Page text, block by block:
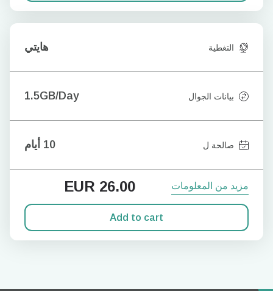
التغطية هايتي
بيانات الجوال 1.5GB/Day
صالحة ل 10 أيام
مزيد من المعلومات EUR 26.00
Add to cart